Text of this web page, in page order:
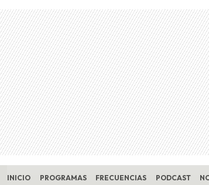
Skip to main content
INICIO PROGRAMAS FRECUENCIAS PODCAST